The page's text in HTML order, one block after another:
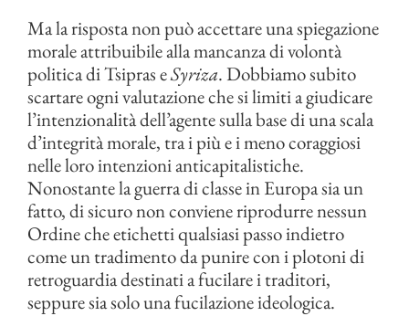
Ma la risposta non può accettare una spiegazione
morale attribuibile alla mancanza di volontà
politica di Tsipras eSyriza. Dobbiamo subito
scartare ogni valutazione che si limiti a giudicare
l’intenzionalità dell’agente sulla base di una scala
d’integrità morale, tra i più e i meno coraggiosi
nelle loro intenzioni anticapitalistiche.
Nonostante la guerra di classe in Europa sia un
fatto, di sicuro non conviene riprodurre nessun
Ordine che etichetti qualsiasi passo indietro
come un tradimento da punire con i plotoni di
retroguardia destinati a fucilare i traditori,
seppure sia solo una fucilazione ideologica.